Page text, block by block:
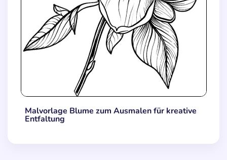
Malvorlage Blume zum Ausmalen für kreative
Entfaltung